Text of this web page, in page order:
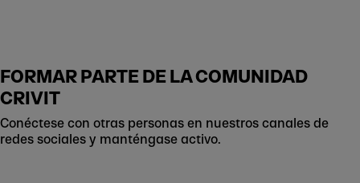
FORMAR PARTE DE LA COMUNIDAD
CRIVIT
Conéctese con otras personas en nuestros canales de
redes sociales y manténgase activo.